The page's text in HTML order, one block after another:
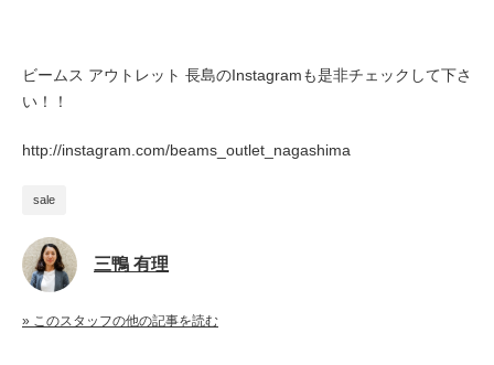
ビームス アウトレット 長島のInstagramも是非チェックして下さ
い！！
http://instagram.com/beams_outlet_nagashima
sale
三鴨 有理
» このスタッフの他の記事を読む